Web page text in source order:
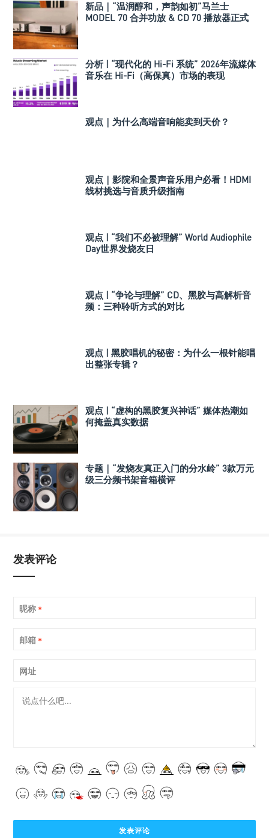
新品｜“温润醇和，声韵如初”马兰士
MODEL 70 合并功放 & CD 70 播放器正式
分析 | “现代化的 Hi-Fi 系统” 2026年流媒体
音乐在 Hi-Fi（高保真）市场的表现
观点｜为什么高端音响能卖到天价？
观点｜影院和全景声音乐用户必看！HDMI
线材挑选与音质升级指南
观点 | “我们不必被理解” World Audiophile
Day世界发烧友日
观点 | “争论与理解” CD、黑胶与高解析音
频：三种聆听方式的对比
观点 | 黑胶唱机的秘密：为什么一根针能唱
出整张专辑？
观点 | “虚构的黑胶复兴神话” 媒体热潮如
何掩盖真实数据
专题｜“发烧友真正入门的分水岭” 3款万元
级三分频书架音箱横评
发表评论
昵称 *
邮箱 *
网址